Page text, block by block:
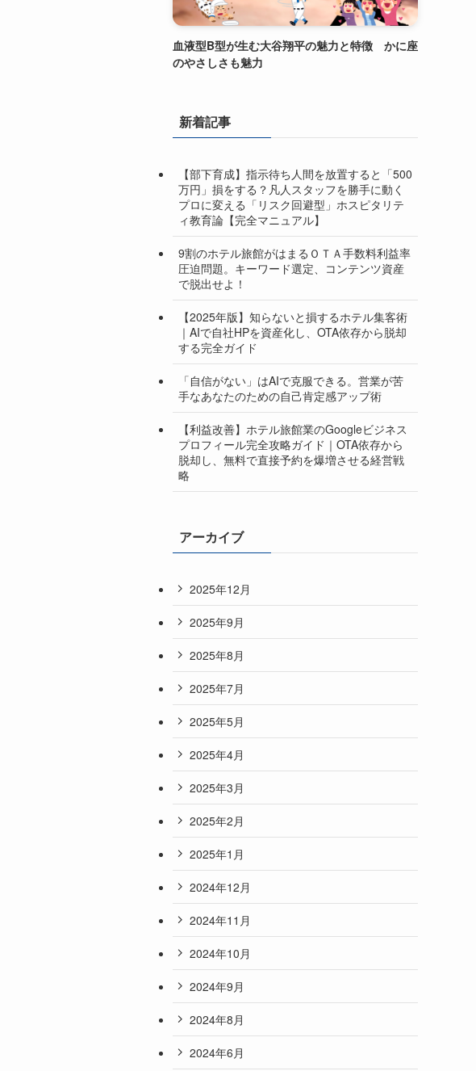
血液型B型が生む大谷翔平の魅力と特徴 かに座
のやさしさも魅力
新着記事
【部下育成】指示待ち人間を放置すると「500
万円」損をする？凡人スタッフを勝手に動く
プロに変える「リスク回避型」ホスピタリテ
ィ教育論【完全マニュアル】
9割のホテル旅館がはまるＯＴＡ手数料利益率
圧迫問題。キーワード選定、コンテンツ資産
で脱出せよ！
【2025年版】知らないと損するホテル集客術
｜AIで自社HPを資産化し、OTA依存から脱却
する完全ガイド
「自信がない」はAIで克服できる。営業が苦
手なあなたのための自己肯定感アップ術
【利益改善】ホテル旅館業のGoogleビジネス
プロフィール完全攻略ガイド｜OTA依存から
脱却し、無料で直接予約を爆増させる経営戦
略
アーカイブ
2025年12月
2025年9月
2025年8月
2025年7月
2025年5月
2025年4月
2025年3月
2025年2月
2025年1月
2024年12月
2024年11月
2024年10月
2024年9月
2024年8月
2024年6月